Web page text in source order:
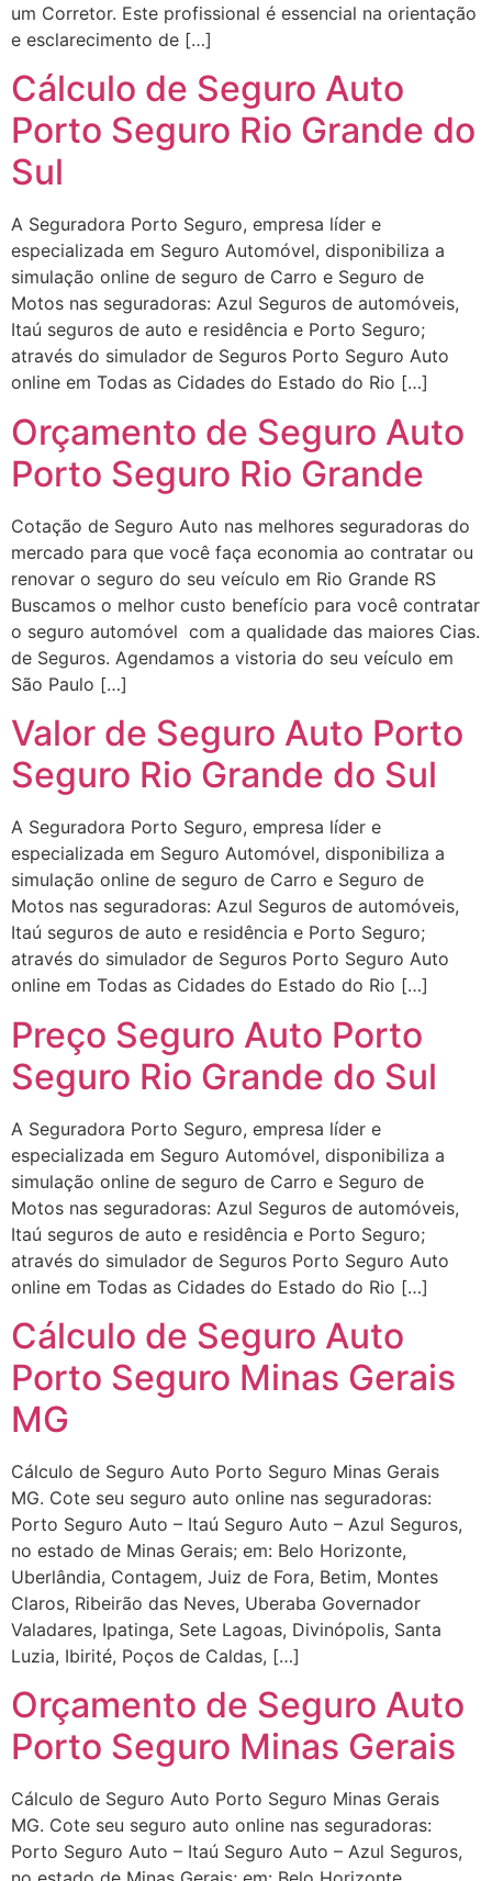
um Corretor. Este profissional é essencial na orientação
e esclarecimento de […]
Cálculo de Seguro Auto
Porto Seguro Rio Grande do
Sul
A Seguradora Porto Seguro, empresa líder e
especializada em Seguro Automóvel, disponibiliza a
simulação online de seguro de Carro e Seguro de
Motos nas seguradoras: Azul Seguros de automóveis,
Itaú seguros de auto e residência e Porto Seguro;
através do simulador de Seguros Porto Seguro Auto
online em Todas as Cidades do Estado do Rio […]
Orçamento de Seguro Auto
Porto Seguro Rio Grande
Cotação de Seguro Auto nas melhores seguradoras do
mercado para que você faça economia ao contratar ou
renovar o seguro do seu veículo em Rio Grande RS
Buscamos o melhor custo benefício para você contratar
o seguro automóvel com a qualidade das maiores Cias.
de Seguros. Agendamos a vistoria do seu veículo em
São Paulo […]
Valor de Seguro Auto Porto
Seguro Rio Grande do Sul
A Seguradora Porto Seguro, empresa líder e
especializada em Seguro Automóvel, disponibiliza a
simulação online de seguro de Carro e Seguro de
Motos nas seguradoras: Azul Seguros de automóveis,
Itaú seguros de auto e residência e Porto Seguro;
através do simulador de Seguros Porto Seguro Auto
online em Todas as Cidades do Estado do Rio […]
Preço Seguro Auto Porto
Seguro Rio Grande do Sul
A Seguradora Porto Seguro, empresa líder e
especializada em Seguro Automóvel, disponibiliza a
simulação online de seguro de Carro e Seguro de
Motos nas seguradoras: Azul Seguros de automóveis,
Itaú seguros de auto e residência e Porto Seguro;
através do simulador de Seguros Porto Seguro Auto
online em Todas as Cidades do Estado do Rio […]
Cálculo de Seguro Auto
Porto Seguro Minas Gerais
MG
Cálculo de Seguro Auto Porto Seguro Minas Gerais
MG. Cote seu seguro auto online nas seguradoras:
Porto Seguro Auto – Itaú Seguro Auto – Azul Seguros,
no estado de Minas Gerais; em: Belo Horizonte,
Uberlândia, Contagem, Juiz de Fora, Betim, Montes
Claros, Ribeirão das Neves, Uberaba Governador
Valadares, Ipatinga, Sete Lagoas, Divinópolis, Santa
Luzia, Ibirité, Poços de Caldas, […]
Orçamento de Seguro Auto
Porto Seguro Minas Gerais
Cálculo de Seguro Auto Porto Seguro Minas Gerais
MG. Cote seu seguro auto online nas seguradoras:
Porto Seguro Auto – Itaú Seguro Auto – Azul Seguros,